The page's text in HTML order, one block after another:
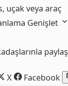
uçak veya araç
Genişlet
paylaş
X Facebook